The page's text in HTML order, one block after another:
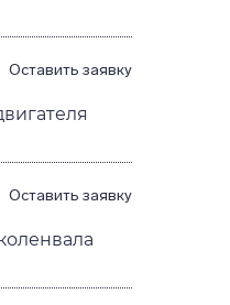
Оставить заявку
Оставить заявку